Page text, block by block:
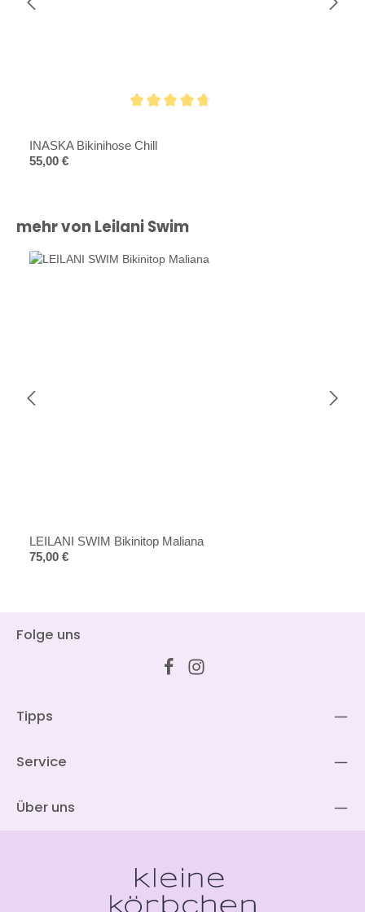
INASKA Bikinihose Chill
Regulärer Preis:
55,00 €
Produktgalerie überspringen
mehr von Leilani Swim
LEILANI SWIM Bikinitop Maliana
Regulärer Preis:
75,00 €
Folge uns
Tipps
Service
Über uns